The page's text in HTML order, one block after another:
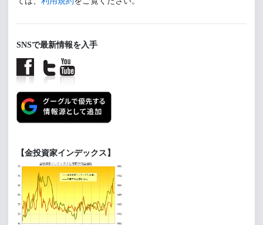
SNSで最新情報を入手
【金投資家インデックス】